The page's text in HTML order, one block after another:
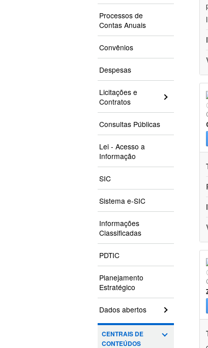
Processos de
Contas Anuais
Convênios
Despesas
Licitações e
Contratos
Consultas Públicas
Lei - Acesso a
Informação
SIC
Sistema e-SIC
Informações
Classificadas
PDTIC
Planejamento
Estratégico
Dados abertos
CENTRAIS DE
CONTEÚDOS